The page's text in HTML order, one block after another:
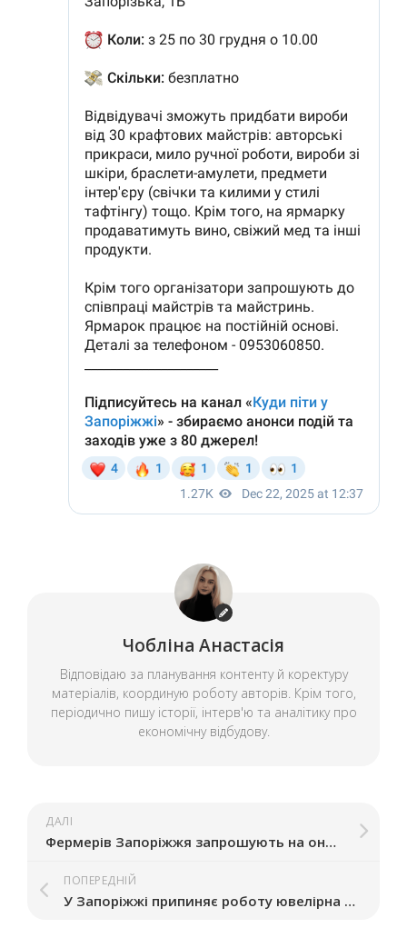
Чобліна Анастасія
Відповідаю за планування контенту й коректуру
матеріалів, координую роботу авторів. Крім того,
періодично пишу історії, інтерв'ю та аналітику про
економічну відбудову.
ДАЛІ
Фермерів Запоріжжя запрошують на онлайн-семінар по догляду за великою рогатою худобою
ПОПЕРЕДНІЙ
У Запоріжжі припиняє роботу ювелірна майстерня AmE